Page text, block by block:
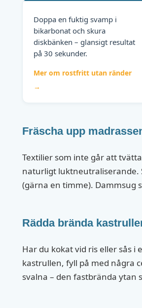
Doppa en fuktig svamp i
bikarbonat och skura
diskbänken – glansigt resultat
på 30 sekunder.
Mer om rostfritt utan ränder
→
Fräscha upp
Textilier som inte går att
naturligt luktneutraliserande.
(gärna en timme). Dammsug
Rädda brända
Har du kokat vid ris eller sås
kastrullen, fyll på med några
svalna – den fastbrända ytan